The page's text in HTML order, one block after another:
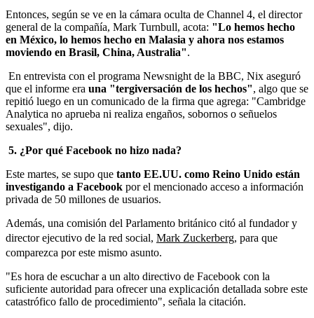
Entonces, según se ve en la cámara oculta de Channel 4, el director
general de la compañía, Mark Turnbull, acota: "Lo hemos hecho
en México, lo hemos hecho en Malasia y ahora nos estamos
moviendo en Brasil, China, Australia".
En entrevista con el programa Newsnight de la BBC, Nix aseguró
que el informe era una "tergiversación de los hechos", algo que se
repitió luego en un comunicado de la firma que agrega: "Cambridge
Analytica no aprueba ni realiza engaños, sobornos o señuelos
sexuales", dijo.
5. ¿Por qué Facebook no hizo nada?
Este martes, se supo que tanto EE.UU. como Reino Unido están
investigando a Facebook por el mencionado acceso a información
privada de 50 millones de usuarios.
Además, una comisión del Parlamento británico citó al fundador y
director ejecutivo de la red social, Mark Zuckerberg, para que
comparezca por este mismo asunto.
"Es hora de escuchar a un alto directivo de Facebook con la
suficiente autoridad para ofrecer una explicación detallada sobre este
catastrófico fallo de procedimiento", señala la citación.